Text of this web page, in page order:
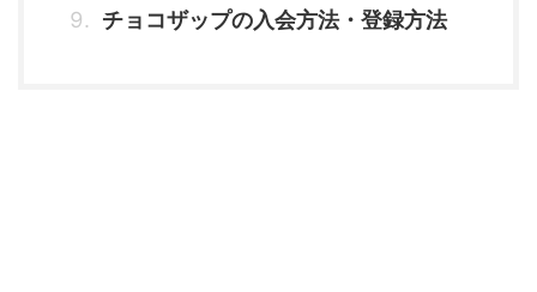
チョコザップの入会方法・登録方法